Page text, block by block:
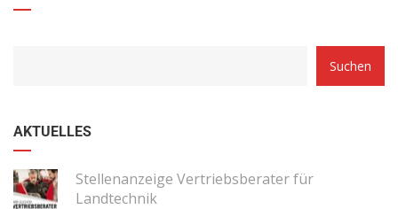
Suchen
AKTUELLES
Stellenanzeige Vertriebsberater für
Landtechnik